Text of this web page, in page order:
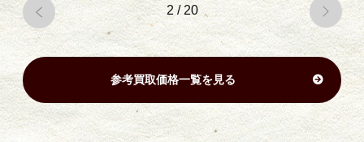
2 / 20
参考買取価格一覧を見る